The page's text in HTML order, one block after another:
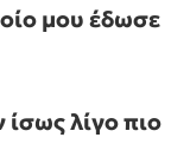
μου έδωσε
λίγο πιο